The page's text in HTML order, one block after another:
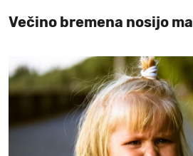
Večino bremena nosijo